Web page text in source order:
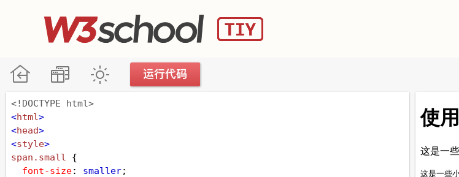
<!DOCTYPE html>
<html>
<head>
<style>
span .small {
font-size: smaller;